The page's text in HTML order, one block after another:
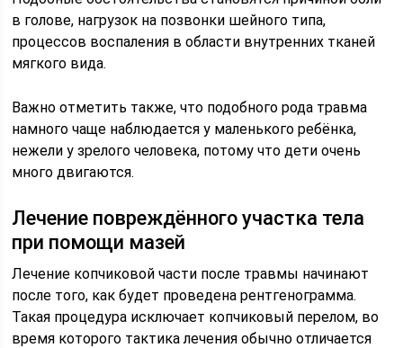
в голове, нагрузок на позвонки шейного типа,
процессов воспаления в области внутренних тканей
мягкого вида.
Важно отметить также, что подобного рода травма
намного чаще наблюдается у маленького ребёнка,
нежели у зрелого человека, потому что дети очень
много двигаются.
Лечение повреждённого участка тела
при помощи мазей
Лечение копчиковой части после травмы начинают
после того, как будет проведена рентгенограмма.
Такая процедура исключает копчиковый перелом, во
время которого тактика лечения обычно отличается